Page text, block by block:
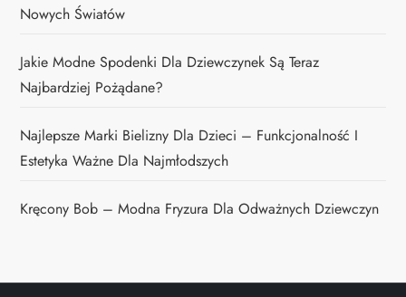
Nowych Światów
Jakie Modne Spodenki Dla Dziewczynek Są Teraz
Najbardziej Pożądane?
Najlepsze Marki Bielizny Dla Dzieci – Funkcjonalność I
Estetyka Ważne Dla Najmłodszych
Kręcony Bob – Modna Fryzura Dla Odważnych Dziewczyn